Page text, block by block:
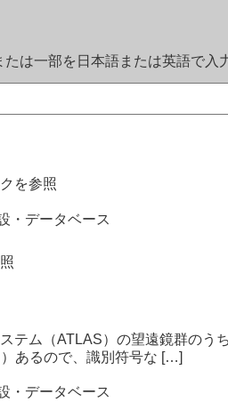
は一部を日本語または英語で入
を参照
・データベース
テム（ATLAS）の望遠鏡群の
あるので、識別符号な […]
・データベース